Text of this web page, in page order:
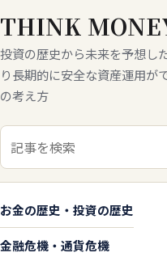
THINK
投資の歴史から未来を予想し
り長期的に安全な資産運用が
の考え方
検索キーワード
お金の歴史・投資の歴史
金融危機・通貨危機